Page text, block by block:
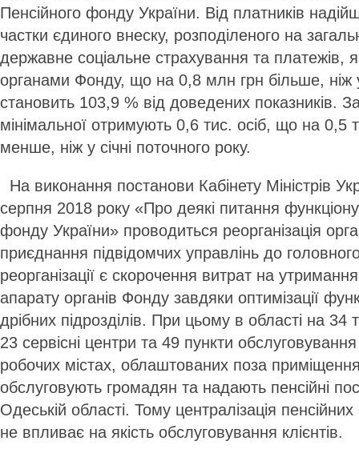
Пенсійного фонду України. Від платників
частки єдиного внеску, розподіленого на
державне соціальне страхування та платежів,
органами Фонду, що на 0,8 млн грн більше, ніж
становить 103,9 % від доведених показників.
мінімальної отримують 0,6 тис. осіб, що на 0,5
менше, ніж у січні поточного року.
На виконання постанови Кабінету Міністрів
серпня 2018 року «Про деякі питання
фонду України» проводиться реорганізація
приєднання підвідомчих управлінь до
реорганізації є скорочення витрат на
апарату органів Фонду завдяки оптимізації
дрібних підрозділів. При цьому в області на 34
23 сервісні центри та 49 пункти
робочих містах, облаштованих поза
обслуговують громадян та надають пенсійні
Одеській області. Тому централізація
не впливає на якість обслуговування клієнтів.